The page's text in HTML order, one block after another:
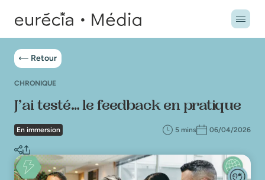
Retour
CHRONIQUE
J’ai testé… le feedback en pratique
En immersion 5 mins 06/04/2026